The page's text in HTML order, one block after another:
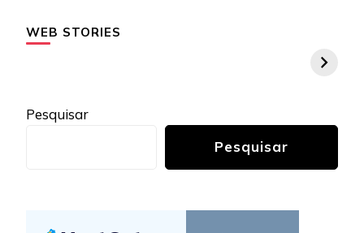
WEB STORIES
Pesquisar
Pesquisar